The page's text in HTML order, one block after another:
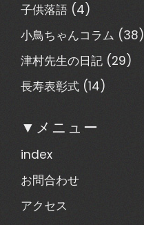
子供落語 (4)
小鳥ちゃんコラム (38)
津村先生の日記 (29)
長寿表彰式 (14)
▼メニュー
index
お問合わせ
アクセス